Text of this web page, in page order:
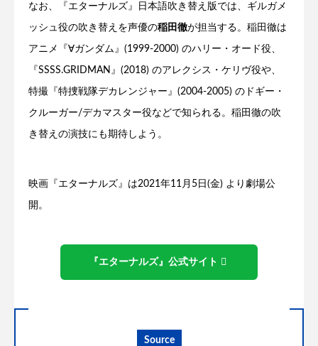
なお、『エターナルズ』日本語吹き替え版では、ギルガメ
ッシュ役の吹き替えを声優の稲田徹が担当する。稲田徹は
アニメ『∀ガンダム』(1999-2000) のハリー・オード役、
『SSSS.GRIDMAN』(2018) のアレクシス・ケリヴ役や、
特撮『特捜戦隊デカレンジャー』(2004-2005) のドギー・
クルーガー/デカマスター役などで知られる。稲田徹の吹
き替えの演技にも期待しよう。
映画『エターナルズ』は2021年11月5日(金) より劇場公
開。
『エターナルズ』公式サイト
Source